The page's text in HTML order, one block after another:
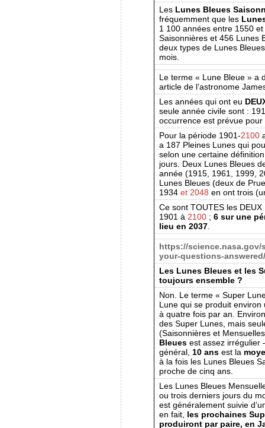
Les Lunes Bleues
fréquemment que les
1 100 années entre 1550et
Saisonnières et 456 Lunes
deux types de Lunes
mois.
Le terme « Lune Bleue » a
article de l’astronome
Les années qui ont eu
seule année civile sont :
occurrence est prévue pour
Pour la période 1901-2100
a 187 Pleines Lunes qui
selon une certaine
jours. Deux Lunes Bleues
année (1915, 1961, 1999,
Lunes Bleues (deux de
1934 et 2048 en ont trois
Ce sont TOUTES les
1901 à 2100; 6 sur une
lieu en 2037.
https://science.nasa.gov/
your-questions-answered/
Les Lunes Bleues et les
toujours ensemble ?
Non. Le terme « Super
Lune qui se produit environ
à quatre fois par an.
des Super Lunes, mais
(Saisonnières et
Bleuesest assez irrégulier
général, 10 ansest la
à la fois les Lunes Bleues
proche de cinq ans.
Les Lunes Bleues
ou trois derniers jours du
est généralement suivie
en fait, les prochaines
produiront par paire, en